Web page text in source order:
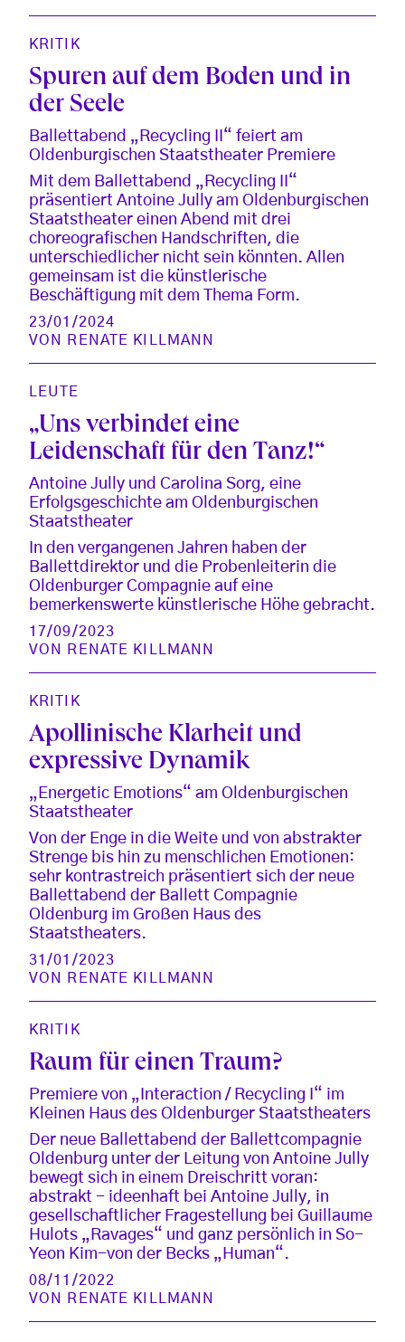
KRITIK
Spuren auf dem Boden und in
der Seele
Ballettabend „Recycling II“ feiert am
Oldenburgischen Staatstheater Premiere
Mit dem Ballettabend „Recycling II“
präsentiert Antoine Jully am Oldenburgischen
Staatstheater einen Abend mit drei
choreografischen Handschriften, die
unterschiedlicher nicht sein könnten. Allen
gemeinsam ist die künstlerische
Beschäftigung mit dem Thema Form.
23/01/2024
VON
RENATE KILLMANN
LEUTE
„Uns verbindet eine
Leidenschaft für den Tanz!“
Antoine Jully und Carolina Sorg, eine
Erfolgsgeschichte am Oldenburgischen
Staatstheater
In den vergangenen Jahren haben der
Ballettdirektor und die Probenleiterin die
Oldenburger Compagnie auf eine
bemerkenswerte künstlerische Höhe gebracht.
17/09/2023
VON
RENATE KILLMANN
KRITIK
Apollinische Klarheit und
expressive Dynamik
„Energetic Emotions“ am Oldenburgischen
Staatstheater
Von der Enge in die Weite und von abstrakter
Strenge bis hin zu menschlichen Emotionen:
sehr kontrastreich präsentiert sich der neue
Ballettabend der Ballett Compagnie
Oldenburg im Großen Haus des
Staatstheaters.
31/01/2023
VON
RENATE KILLMANN
KRITIK
Raum für einen Traum?
Premiere von „Interaction / Recycling I“ im
Kleinen Haus des Oldenburger Staatstheaters
Der neue Ballettabend der Ballettcompagnie
Oldenburg unter der Leitung von Antoine Jully
bewegt sich in einem Dreischritt voran:
abstrakt - ideenhaft bei Antoine Jully, in
gesellschaftlicher Fragestellung bei Guillaume
Hulots „Ravages“ und ganz persönlich in So-
Yeon Kim-von der Becks „Human“.
08/11/2022
VON
RENATE KILLMANN